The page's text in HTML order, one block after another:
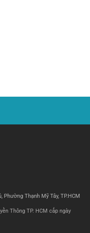
Phường Thạnh Mỹ Tây, TP.HCM
Thông TP. HCM cấp ngày